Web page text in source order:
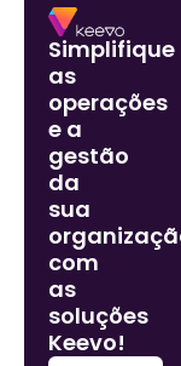
Simplifique
as
operações
e a
gestão
da
sua
com
as
soluções
Keevo!